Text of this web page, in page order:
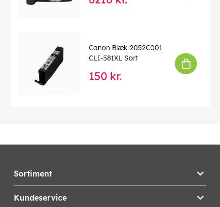
Canon Blæk 2052C001
CLI-581XL Sort
150 kr.
Sortiment
Kundeservice